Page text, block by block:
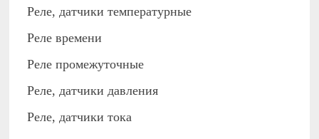
Реле, датчики температурные
Реле времени
Реле промежуточные
Реле, датчики давления
Реле, датчики тока